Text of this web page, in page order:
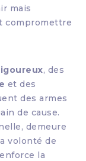
mais
compromettre
, des
et des
des armes
de cause.
demeure
volonté de
la